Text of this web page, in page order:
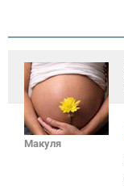
Макуля